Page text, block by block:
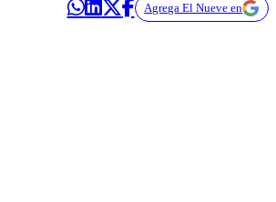
Agrega El Nueve en